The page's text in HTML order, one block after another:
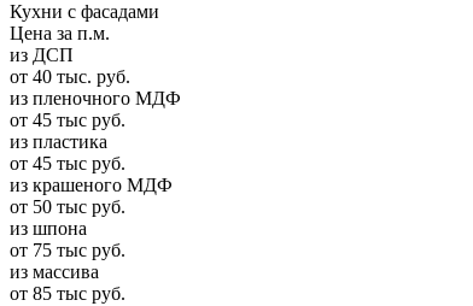
Кухни с фасадами
Цена за п.м.
из ДСП
от 40 тыс. руб.
из пленочного МДФ
от 45 тыс руб.
из пластика
от 45 тыс руб.
из крашеного МДФ
от 50 тыс руб.
из шпона
от 75 тыс руб.
из массива
от 85 тыс руб.